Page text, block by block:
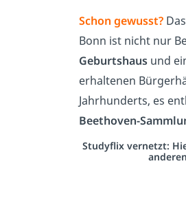
Schon gewusst?
Bonn ist nicht nur
Geburtshaus und
erhaltenen
Jahrhunderts, es
Beethoven-
Studyflix vernetzt: